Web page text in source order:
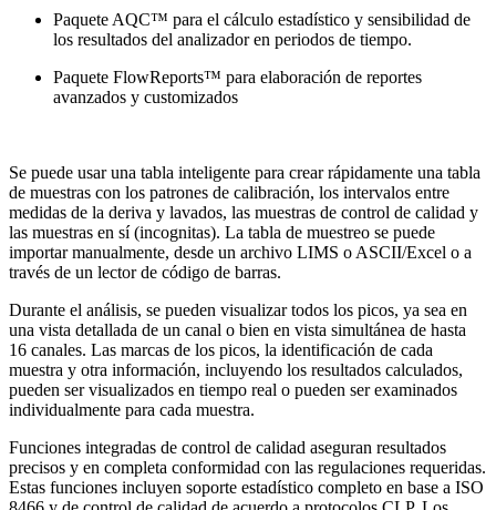
Paquete AQC™ para el cálculo estadístico y sensibilidad de
los resultados del analizador en periodos de tiempo.
Paquete FlowReports™ para elaboración de reportes
avanzados y customizados
Se puede usar una tabla inteligente para crear rápidamente una tabla
de muestras con los patrones de calibración, los intervalos entre
medidas de la deriva y lavados, las muestras de control de calidad y
las muestras en sí (incognitas). La tabla de muestreo se puede
importar manualmente, desde un archivo LIMS o ASCII/Excel o a
través de un lector de código de barras.
Durante el análisis, se pueden visualizar todos los picos, ya sea en
una vista detallada de un canal o bien en vista simultánea de hasta
16 canales. Las marcas de los picos, la identificación de cada
muestra y otra información, incluyendo los resultados calculados,
pueden ser visualizados en tiempo real o pueden ser examinados
individualmente para cada muestra.
Funciones integradas de control de calidad aseguran resultados
precisos y en completa conformidad con las regulaciones requeridas.
Estas funciones incluyen soporte estadístico completo en base a ISO